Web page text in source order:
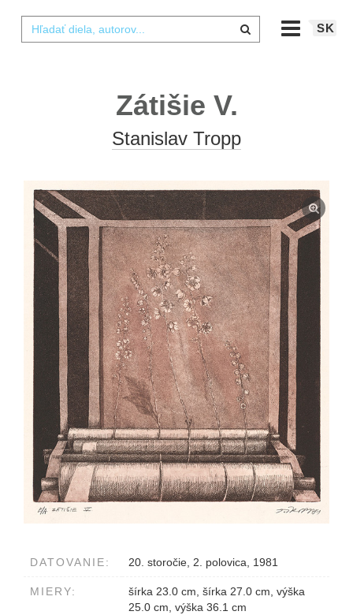
SK
Zátišie V.
Stanislav Tropp
DATOVANIE: 20. storočie, 2. polovica, 1981
MIERY:
šírka 23.0 cm, šírka 27.0 cm, výška
25.0 cm, výška 36.1 cm